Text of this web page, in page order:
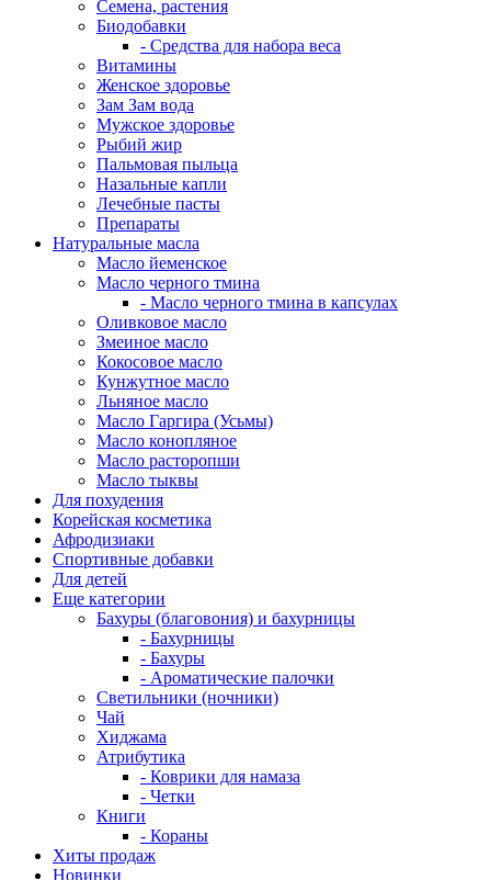
Семена, растения
Биодобавки
- Средства для набора веса
Витамины
Женское здоровье
Зам Зам вода
Мужское здоровье
Рыбий жир
Пальмовая пыльца
Назальные капли
Лечебные пасты
Препараты
Натуральные масла
Масло йеменское
Масло черного тмина
- Масло черного тмина в капсулах
Оливковое масло
Змеиное масло
Кокосовое масло
Кунжутное масло
Льняное масло
Масло Гаргира (Усьмы)
Масло конопляное
Масло расторопши
Масло тыквы
Для похудения
Корейская косметика
Афродизиаки
Спортивные добавки
Для детей
Еще категории
Бахуры (благовония) и бахурницы
- Бахурницы
- Бахуры
- Ароматические палочки
Светильники (ночники)
Чай
Хиджама
Атрибутика
- Коврики для намаза
- Четки
Книги
- Кораны
Хиты продаж
Новинки